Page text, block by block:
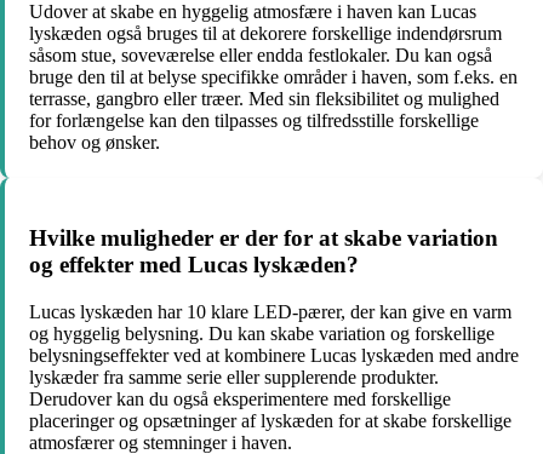
Udover at skabe en hyggelig atmosfære i haven kan Lucas
lyskæden også bruges til at dekorere forskellige indendørsrum
såsom stue, soveværelse eller endda festlokaler. Du kan også
bruge den til at belyse specifikke områder i haven, som f.eks. en
terrasse, gangbro eller træer. Med sin fleksibilitet og mulighed
for forlængelse kan den tilpasses og tilfredsstille forskellige
behov og ønsker.
Hvilke muligheder er der for at skabe variation
og effekter med Lucas lyskæden?
Lucas lyskæden har 10 klare LED-pærer, der kan give en varm
og hyggelig belysning. Du kan skabe variation og forskellige
belysningseffekter ved at kombinere Lucas lyskæden med andre
lyskæder fra samme serie eller supplerende produkter.
Derudover kan du også eksperimentere med forskellige
placeringer og opsætninger af lyskæden for at skabe forskellige
atmosfærer og stemninger i haven.